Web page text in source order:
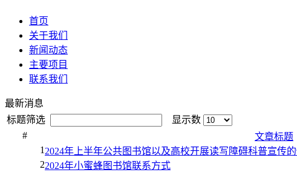
首页
关于我们
新闻动态
主要项目
联系我们
最新消息
标题筛选
显示数
#
文章标题
12024年上半年公共图书馆以及高校开展读写障碍科普宣传
22024年小蜜蜂图书馆联系方式